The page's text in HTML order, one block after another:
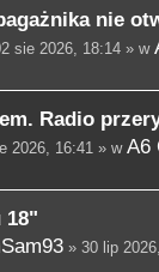
nie
sie 2026, 18:14 » w
Radio
2026, 16:41 » w A6
18"
» 30 lip